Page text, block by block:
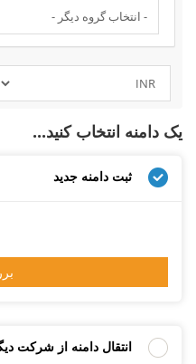
یک دامنه انتخاب کنید...
ثبت دامنه جدید
انتقال دامنه از شرکت